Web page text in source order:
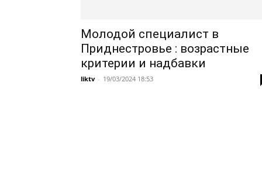
Молодой специалист в
Приднестровье : возрастные
критерии и надбавки
liktv - 19/03/2024 18:53